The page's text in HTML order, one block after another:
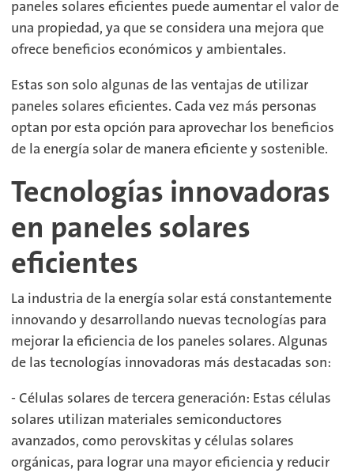
paneles solares eficientes puede aumentar el valor de
una propiedad, ya que se considera una mejora que
ofrece beneficios económicos y ambientales.
Estas son solo algunas de las ventajas de utilizar
paneles solares eficientes. Cada vez más personas
optan por esta opción para aprovechar los beneficios
de la energía solar de manera eficiente y sostenible.
Tecnologías innovadoras
en paneles solares
eficientes
La industria de la energía solar está constantemente
innovando y desarrollando nuevas tecnologías para
mejorar la eficiencia de los paneles solares. Algunas
de las tecnologías innovadoras más destacadas son:
- Células solares de tercera generación: Estas células
solares utilizan materiales semiconductores
avanzados, como perovskitas y células solares
orgánicas, para lograr una mayor eficiencia y reducir